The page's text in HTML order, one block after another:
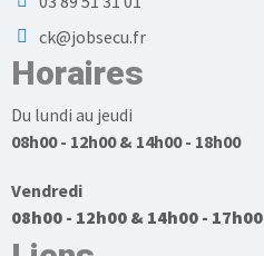
ck@jobsecu.fr
Horaires
Du lundi au jeudi
08h00 - 12h00 & 14h00 - 18h00
Vendredi
08h00 - 12h00 & 14h00 - 17h00